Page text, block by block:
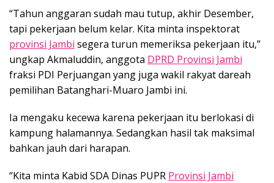
“Tahun anggaran sudah mau tutup, akhir Desember,
tapi pekerjaan belum kelar. Kita minta inspektorat
provinsi Jambi segera turun memeriksa pekerjaan itu,”
ungkap Akmaluddin, anggota DPRD Provinsi Jambi
fraksi PDI Perjuangan yang juga wakil rakyat dareah
pemilihan Batanghari-Muaro Jambi ini.
Ia mengaku kecewa karena pekerjaan itu berlokasi di
kampung halamannya. Sedangkan hasil tak maksimal
bahkan jauh dari harapan.
“Kita minta Kabid SDA Dinas PUPR Provinsi Jambi